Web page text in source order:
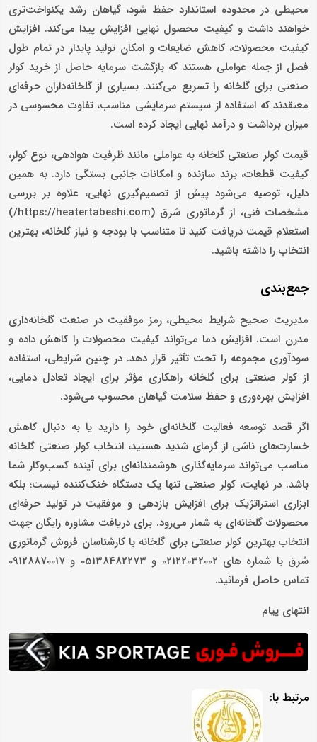
محیطی در محدوده استاندارد حفظ شود، گیاهان رشد یکنواخت‌تری
خواهند داشت و کیفیت محصول نهایی افزایش پیدا می‌کند. افزایش
کیفیت محصولات، کاهش ضایعات و امکان تولید پایدار در تمام طول
فصل از جمله عواملی هستند که بازگشت سرمایه حاصل از خرید کولر
صنعتی برای گلخانه را تسریع می‌کنند. بسیاری از گلخانه‌داران حرفه‌ای
معتقدند که استفاده از سیستم سرمایشی مناسب، تفاوت محسوسی در
میزان برداشت و درآمد نهایی ایجاد کرده است.
قیمت کولر صنعتی گلخانه به عواملی مانند ظرفیت هوادهی، نوع کولر،
کیفیت قطعات، برند سازنده و امکانات جانبی بستگی دارد. به همین
دلیل، توصیه می‌شود پیش از تصمیم‌گیری نهایی، علاوه بر بررسی
مشخصات فنی، از گرماتوری شرق (https://heatertabeshi.com/)
استعلام قیمت دریافت کنید تا متناسب با بودجه و نیاز گلخانه، بهترین
انتخاب را داشته باشید.
جمع‌بندی
مدیریت صحیح شرایط محیطی، رمز موفقیت در صنعت گلخانه‌داری
مدرن است. افزایش دما می‌تواند کیفیت محصولات را کاهش داده و
سودآوری مجموعه را تحت تأثیر قرار دهد. در چنین شرایطی، استفاده
از کولر صنعتی برای گلخانه راهکاری مؤثر برای ایجاد تعادل دمایی،
افزایش بهره‌وری و حفظ سلامت گیاهان محسوب می‌شود.
اگر قصد توسعه فعالیت گلخانه‌ای خود را دارید یا به دنبال کاهش
خسارت‌های ناشی از گرمای شدید هستید، انتخاب کولر صنعتی گلخانه
مناسب می‌تواند سرمایه‌گذاری هوشمندانه‌ای برای آینده کسب‌وکار شما
باشد. در نهایت، کولر صنعتی تنها یک دستگاه خنک‌کننده نیست؛ بلکه
ابزاری استراتژیک برای افزایش بازدهی و موفقیت در تولید حرفه‌ای
محصولات گلخانه‌ای به شمار می‌رود. برای دریافت مشاوره رایگان جهت
انتخاب بهترین کولر صنعتی برای گلخانه با کارشناسان فروش گرماتوری
شرق با شماره های 02122032002 و 05138482273 و 09128870017
تماس حاصل فرمائید.
انتهای پیام
مرتبط با: